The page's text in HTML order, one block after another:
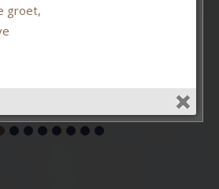
groet,